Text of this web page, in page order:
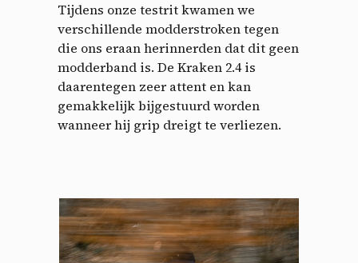
Tijdens onze testrit kwamen we
verschillende modderstroken tegen
die ons eraan herinnerden dat dit geen
modderband is. De Kraken 2.4 is
daarentegen zeer attent en kan
gemakkelijk bijgestuurd worden
wanneer hij grip dreigt te verliezen.